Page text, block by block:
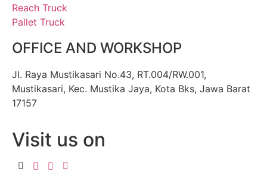
Reach Truck
Pallet Truck
OFFICE AND WORKSHOP
Jl. Raya Mustikasari No.43, RT.004/RW.001,
Mustikasari, Kec. Mustika Jaya, Kota Bks, Jawa Barat
17157
Visit us on